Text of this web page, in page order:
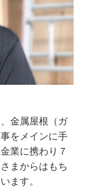
金属屋根（ガ
をメインに手
業に携わり７
まからはもち
ます。